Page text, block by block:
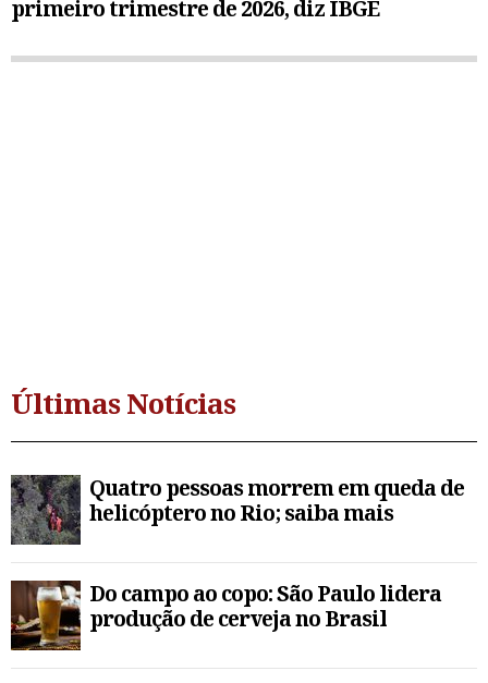
primeiro trimestre de 2026, diz IBGE
Últimas Notícias
Quatro pessoas morrem em queda de
helicóptero no Rio; saiba mais
Do campo ao copo: São Paulo lidera
produção de cerveja no Brasil